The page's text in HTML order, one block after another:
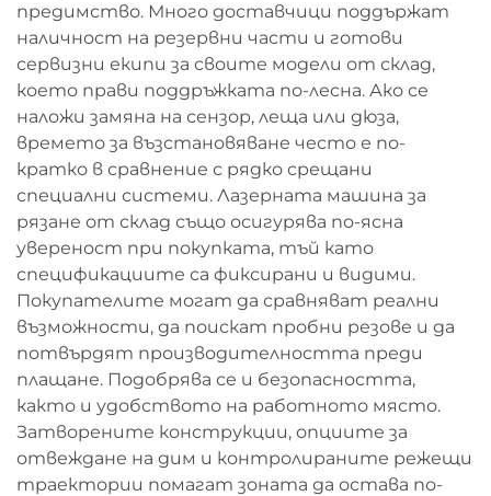
предимство. Много доставчици поддържат
наличност на резервни части и готови
сервизни екипи за своите модели от склад,
което прави поддръжката по-лесна. Ако се
наложи замяна на сензор, леща или дюза,
времето за възстановяване често е по-
кратко в сравнение с рядко срещани
специални системи. Лазерната машина за
рязане от склад също осигурява по-ясна
увереност при покупката, тъй като
спецификациите са фиксирани и видими.
Покупателите могат да сравняват реални
възможности, да поискат пробни резове и да
потвърдят производителността преди
плащане. Подобрява се и безопасността,
както и удобството на работното място.
Затворените конструкции, опциите за
отвеждане на дим и контролираните режещи
траектории помагат зоната да остава по-